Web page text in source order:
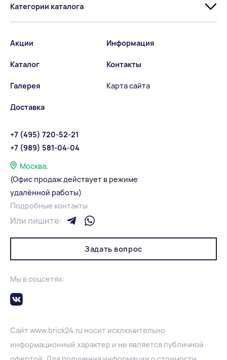
Категории каталога
Акции
Каталог
Галерея
Доставка
Информация
Контакты
Карта сайта
+7 (495) 720-52-21
+7 (989) 581-04-04
Москва,
(Офис продаж действует в режиме
удалённой работы)
Подробные контакты
Или пишите:
Задать вопрос
Мы в соцсетях:
Сайт www.brick24.ru носит исключительно
информационный характер и не является публичной